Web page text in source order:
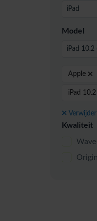
iPad
Model
iPad 10.2
Apple
iPad
Kwaliteit